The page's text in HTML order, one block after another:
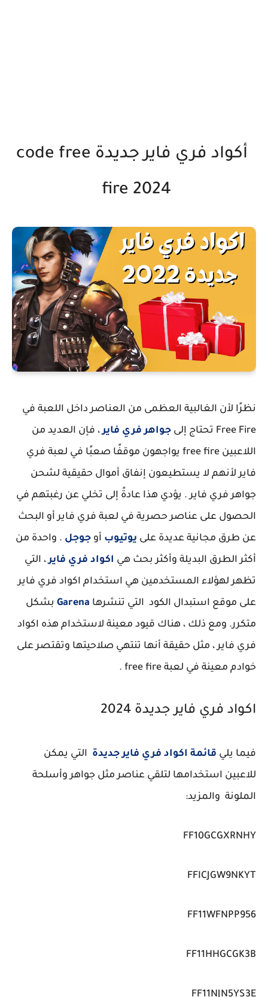
أكواد فري فاير جديدة code free
fire 2024
نظرًا لأن الغالبية العظمى من العناصر داخل اللعبة في
Free Fire تحتاج إلى
جواهر فري فاير، فإن العديد من
اللاعبين free fire يواجهون موقفًا صعبًا في لعبة فري
فاير لأنهم لا يستطيعون إنفاق أموال حقيقية لشحن
جواهر فري فاير . يؤدي هذا عادةً إلى تخلي عن رغبتهم في
الحصول على عناصر حصرية في لعبة فري فاير أو البحث
عن طرق مجانية عديدة على يوتيوب أو جوجل . واحدة من
أكثر الطرق البديلة وأكثر بحث هي اكواد فري فاير، التي
تظهر لهؤلاء المستخدمين هي استخدام اكواد فري فاير
على موقع استبدال الكود التي تنشرها Garena بشكل
متكرر. ومع ذلك ، هناك قيود معينة لاستخدام هذه اكواد
فري فاير ، مثل حقيقة أنها تنتهي صلاحيتها وتقتصر على
خوادم معينة في لعبة free fire .
اكواد فري فاير جديدة 2024
فيما يلي قائمة اكواد فري فاير جديدة التي يمكن
للاعبين استخدامها لتلقي عناصر مثل جواهر وأسلحة
الملونة والمزيد:
FF10GCGXRNHY
FFICJGW9NKYT
FF11WFNPP956
FF11HHGCGK3B
FF11NJN5YS3E